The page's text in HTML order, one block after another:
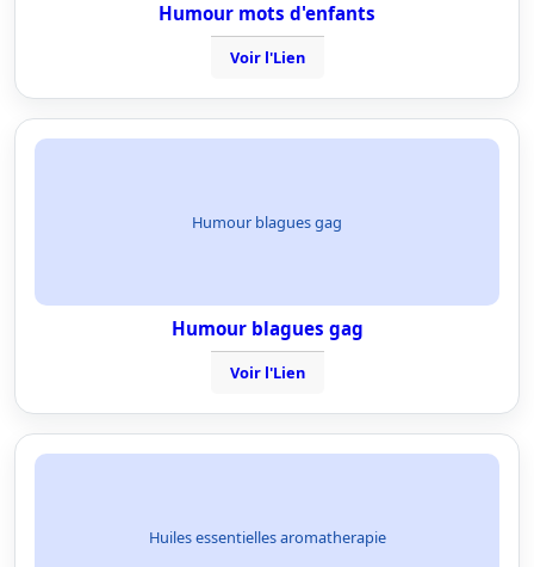
Humour mots d'enfants
Voir l'Lien
Humour blagues gag
Humour blagues gag
Voir l'Lien
Huiles essentielles aromatherapie